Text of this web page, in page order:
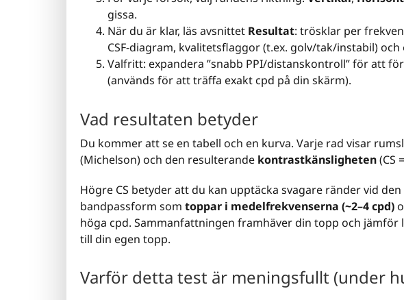
gissa.
När du är klar, läs avsnittet Resultat: trösklar per
CSF-diagram, kvalitetsflaggor (t.ex. golv/tak/instabil)
Valfritt: expandera ”snabb PPI/distanskontroll” för att
(används för att träffa exakt cpd på din skärm).
Vad resultaten betyder
Du kommer att se en tabell och en kurva. Varje rad visar
(Michelson) och den resulterande kontrastkänsligheten(CS
Högre CS betyder att du kan upptäcka svagare ränder vid
bandpassform som toppar i medelfrekvenserna (~2–4 cpd)
höga cpd. Sammanfattningen framhäver din topp och
till din egen topp.
Varför detta test är meningsfullt (under